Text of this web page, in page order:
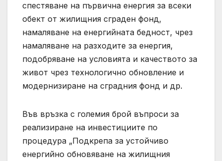
спестяване на първична енергия за всеки
обект от жилищния сграден фонд,
намаляване на енергийната бедност, чрез
намаляване на разходите за енергия,
подобряване на условията и качеството за
живот чрез технологично обновление и
модернизиране на сградния фонд и др.
Във връзка с големия брой въпроси за
реализиране на инвестициите по
процедура „Подкрепа за устойчиво
енергийно обновяване на жилищния